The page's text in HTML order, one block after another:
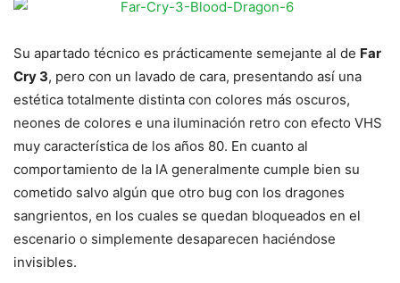
Su apartado técnico es prácticamente semejante al de Far
Cry 3, pero con un lavado de cara, presentando así una
estética totalmente distinta con colores más oscuros,
neones de colores e una iluminación retro con efecto VHS
muy característica de los años 80. En cuanto al
comportamiento de la IA generalmente cumple bien su
cometido salvo algún que otro bug con los dragones
sangrientos, en los cuales se quedan bloqueados en el
escenario o simplemente desaparecen haciéndose
invisibles.